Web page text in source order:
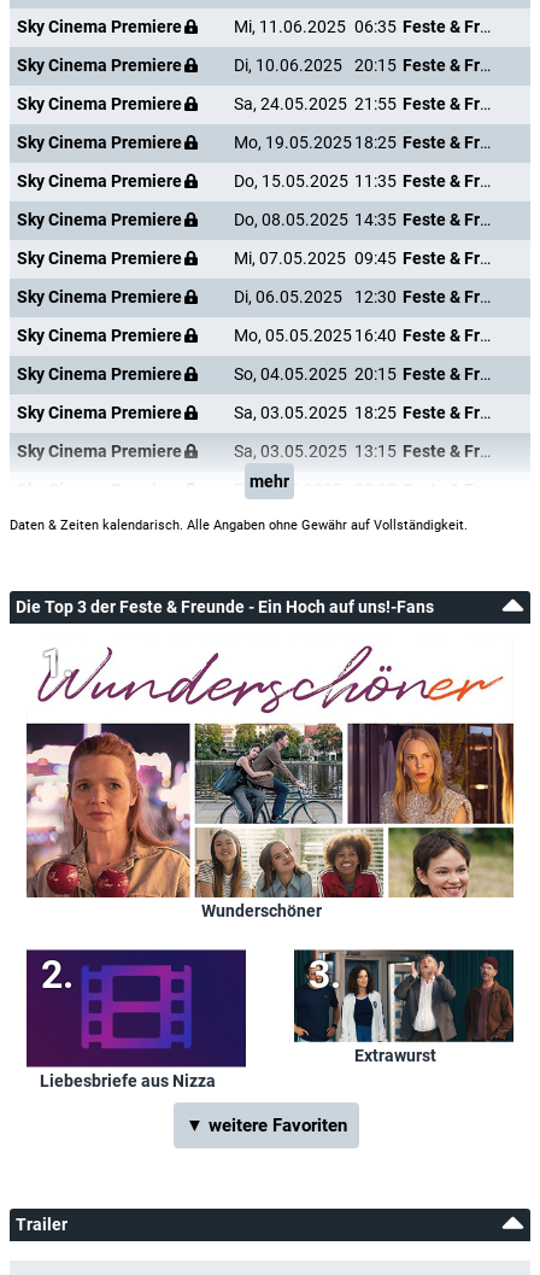
Sky Cinema Premiere
Mi, 11.06.2025 06:35
Feste & Freunde - Ein Hoch auf uns!
Sky Cinema Premiere
Di, 10.06.2025 20:15
Feste & Freunde - Ein Hoch auf uns!
Sky Cinema Premiere
Sa, 24.05.2025 21:55
Feste & Freunde - Ein Hoch auf uns!
Sky Cinema Premiere
Mo, 19.05.202518:25
Feste & Freunde - Ein Hoch auf uns!
Sky Cinema Premiere
Do, 15.05.2025 11:35
Feste & Freunde - Ein Hoch auf uns!
Sky Cinema Premiere
Do, 08.05.2025 14:35
Feste & Freunde - Ein Hoch auf uns!
Sky Cinema Premiere
Mi, 07.05.2025 09:45
Feste & Freunde - Ein Hoch auf uns!
Sky Cinema Premiere
Di, 06.05.2025 12:30
Feste & Freunde - Ein Hoch auf uns!
Sky Cinema Premiere
Mo, 05.05.202516:40
Feste & Freunde - Ein Hoch auf uns!
Sky Cinema Premiere
So, 04.05.2025 20:15
Feste & Freunde - Ein Hoch auf uns!
Sky Cinema Premiere
Sa, 03.05.2025 18:25
Feste & Freunde - Ein Hoch auf uns!
Sky Cinema Premiere
Sa, 03.05.2025 13:15
Feste & Freunde - Ein Hoch auf uns!
Fr, 02.05.2025
mehr
Daten & Zeiten kalendarisch. Alle Angaben ohne Gewähr auf Vollständigkeit.
Die Top 3 der Feste & Freunde - Ein Hoch auf uns!-Fans
Wunderschöner
Liebesbriefe aus Nizza
Extrawurst
▼ weitere Favoriten
Trailer